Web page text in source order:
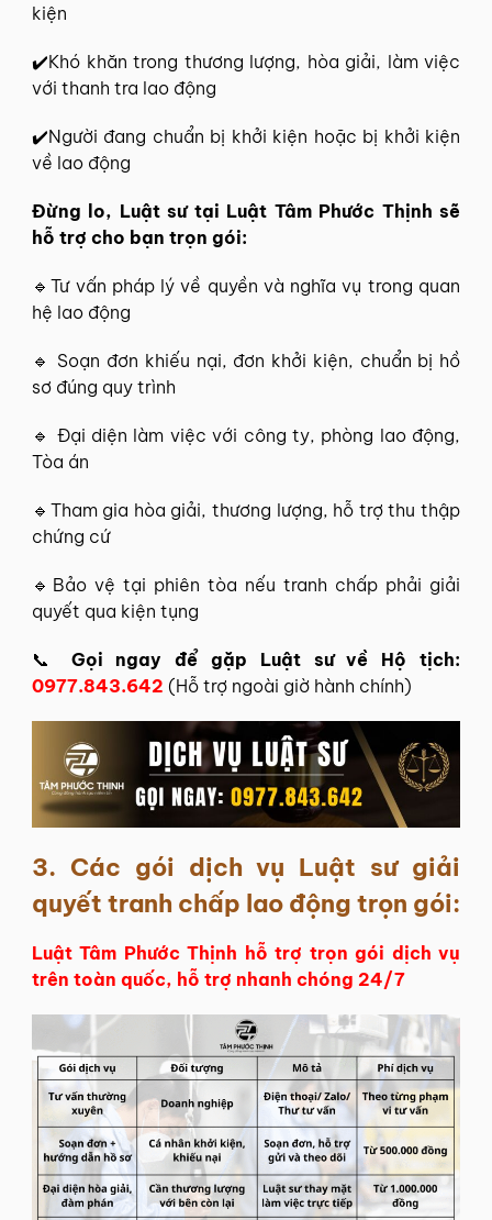
kiện
✔️Khó khăn trong thương lượng, hòa giải, làm việc
với thanh tra lao động
✔️Người đang chuẩn bị khởi kiện hoặc bị khởi kiện
về lao động
Đừng lo, Luật sư tại Luật Tâm Phước Thịnh sẽ
hỗ trợ cho bạn trọn gói:
🔹Tư vấn pháp lý về quyền và nghĩa vụ trong quan
hệ lao động
🔹 Soạn đơn khiếu nại, đơn khởi kiện, chuẩn bị hồ
sơ đúng quy trình
🔹 Đại diện làm việc với công ty, phòng lao động,
Tòa án
🔹Tham gia hòa giải, thương lượng, hỗ trợ thu thập
chứng cứ
🔹Bảo vệ tại phiên tòa nếu tranh chấp phải giải
quyết qua kiện tụng
📞 Gọi ngay để gặp Luật sư về Hộ tịch:
0977.843.642 (Hỗ trợ ngoài giờ hành chính)
3. Các gói dịch vụ Luật sư giải
quyết tranh chấp lao động trọn gói:
Luật Tâm Phước Thịnh hỗ trợ trọn gói dịch vụ
trên toàn quốc, hỗ trợ nhanh chóng 24/7